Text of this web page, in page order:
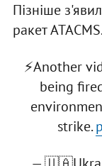
Пізніше
ракет
⚡️Another
being
strike.